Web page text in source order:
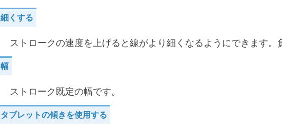
細くする
ストロークの速度を上げると線がより細くなるようにできます。
幅
ストローク既定の幅です。
タブレットの傾きを使用する